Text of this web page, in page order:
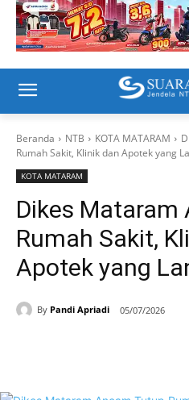
Beranda NTB KOTA MATARAM
Rumah Sakit, Klinik dan Apotek yang
KOTA MATARAM
Dikes Mataram
Rumah Sakit,
Apotek yang
By Pandi Apriadi 05/07/2026